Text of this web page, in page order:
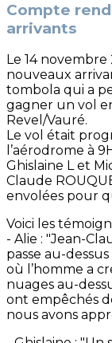
Compte
arrivants
Le 14
nouveaux
tombola qui a
gagner un vol
Revel/Vauré.
Le vol était
l’aérodrome à
Ghislaine L et
Claude
envolées pour
Voici les
- Alie : "Jean-
passe au-
où l’homme a
nuages au-
ont empêchés
nous avons